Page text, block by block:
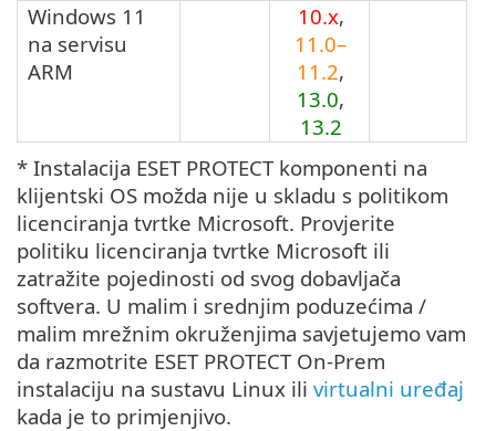
Windows 11
na servisu
ARM
10.x,
11.0–
11.2,
13.0,
13.2
* Instalacija ESET PROTECT komponenti na
klijentski OS možda nije u skladu s politikom
licenciranja tvrtke Microsoft. Provjerite
politiku licenciranja tvrtke Microsoft ili
zatražite pojedinosti od svog dobavljača
softvera. U malim i srednjim poduzećima /
malim mrežnim okruženjima savjetujemo vam
da razmotrite ESET PROTECT On-Prem
instalaciju na sustavu Linux ili virtualni uređaj
kada je to primjenjivo.